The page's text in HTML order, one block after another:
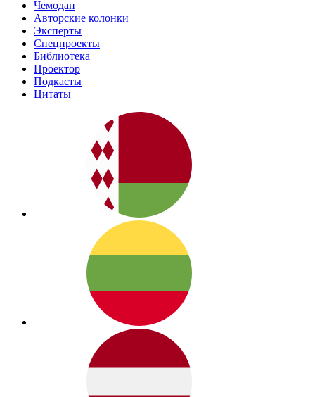
Чемодан
Авторские колонки
Эксперты
Спецпроекты
Библиотека
Проектор
Подкасты
Цитаты